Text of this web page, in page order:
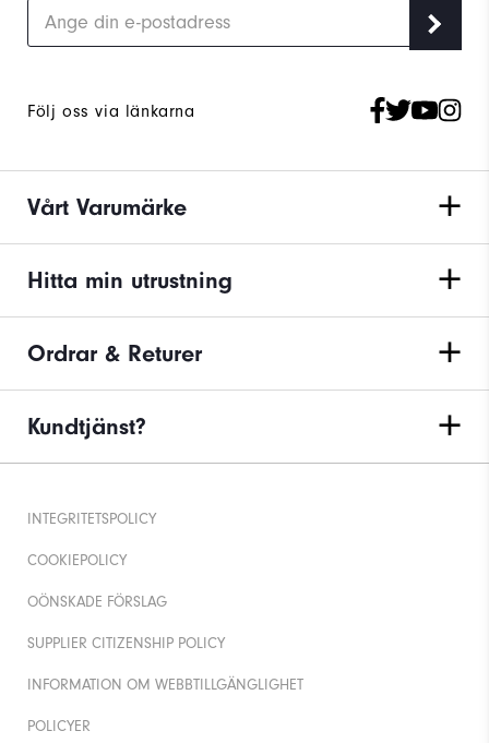
Följ oss via länkarna
Vårt Varumärke
Hitta min utrustning
Ordrar & Returer
Kundtjänst?
INTEGRITETSPOLICY
COOKIEPOLICY
OÖNSKADE FÖRSLAG
SUPPLIER CITIZENSHIP POLICY
INFORMATION OM WEBBTILLGÄNGLIGHET
POLICYER